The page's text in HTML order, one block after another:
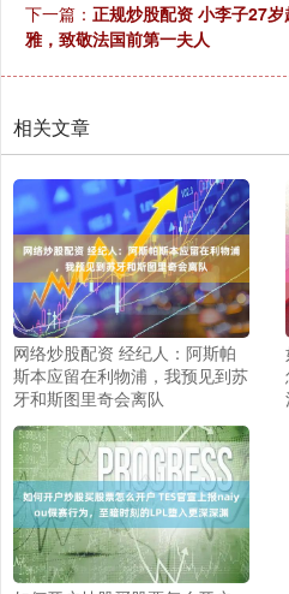
下一篇： 正规炒股配资 小李子27
雅，致敬法国前第一夫人
相关文章
网络炒股配资 经纪人：阿斯帕
斯本应留在利物浦，我预见到苏
牙和斯图里奇会离队